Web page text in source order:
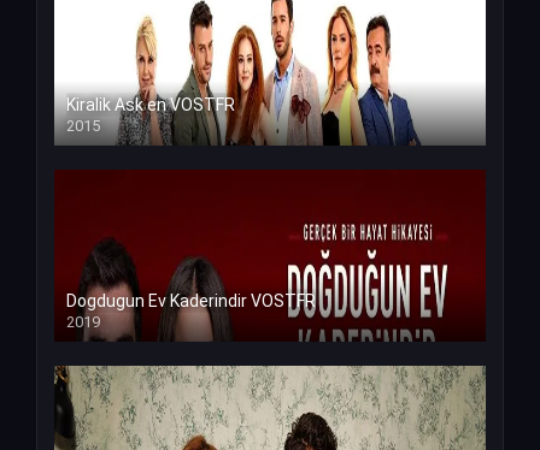
Kiralik Ask en VOSTFR
2015
Dogdugun Ev Kaderindir VOSTFR
2019